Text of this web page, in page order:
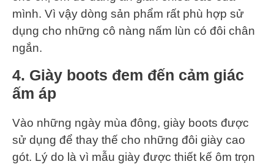
mình. Vì vậy dòng sản phẩm rất phù hợp sử
dụng cho những cô nàng nấm lùn có đôi chân
ngắn.
4. Giày boots đem đến cảm giác
ấm áp
Vào những ngày mùa đông, giày boots được
sử dụng để thay thế cho những đôi giày cao
gót. Lý do là vì mẫu giày được thiết kế ôm trọn